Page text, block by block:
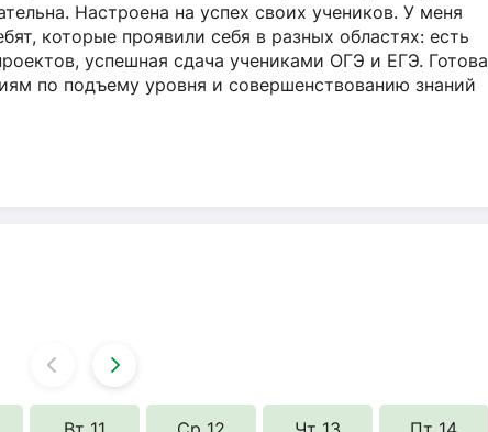
Настроена на успех своих учеников. У меня
которые проявили себя в разных областях: есть
успешная сдача учениками ОГЭ и ЕГЭ. Готова
по подъему уровня и совершенствованию знаний